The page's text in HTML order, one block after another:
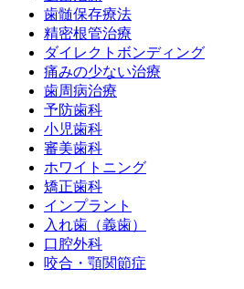
歯髄保存療法
精密根管治療
ダイレクトボンディング
痛みの少ない治療
歯周病治療
予防歯科
小児歯科
審美歯科
ホワイトニング
矯正歯科
インプラント
入れ歯（義歯）
口腔外科
咬合・顎関節症